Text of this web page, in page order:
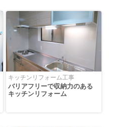
キッチンリフォーム工事
バリアフリーで収納力のある
キッチンリフォーム